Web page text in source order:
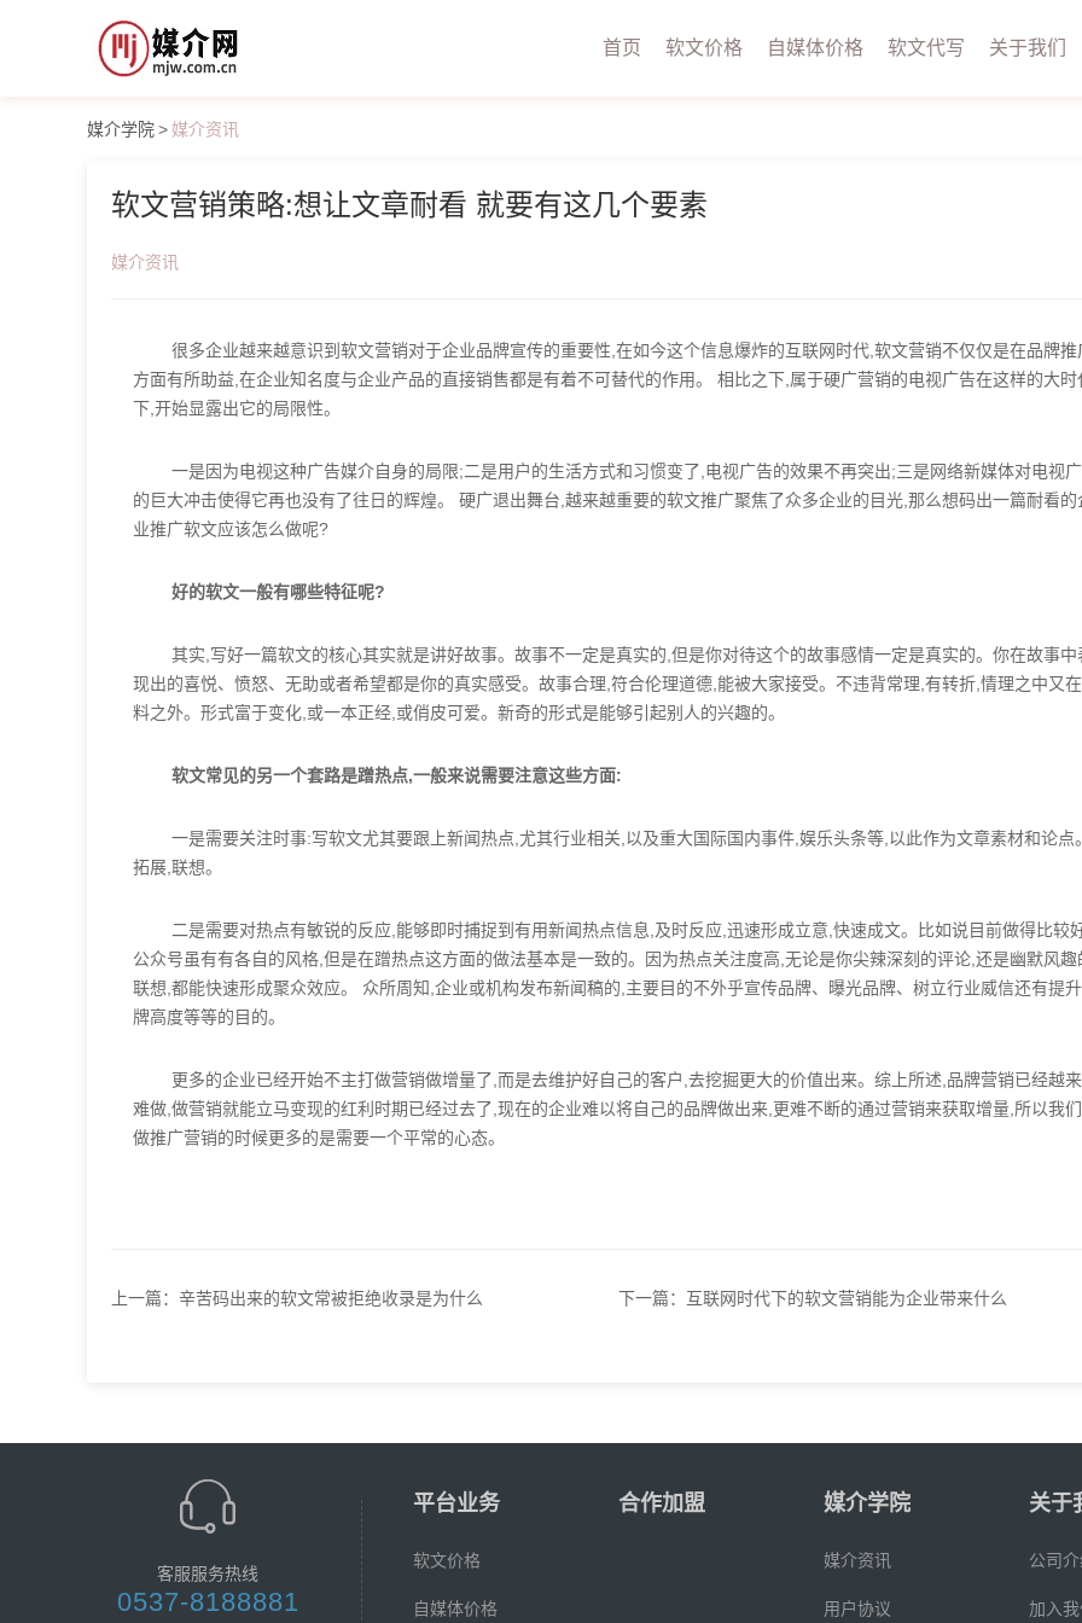
首页 软文价格 自媒体价格 软文代写 关于我们
媒介学院> 媒介资讯
软文营销策略:想让文章耐看 就要有这几个要素
媒介资讯
很多企业越来越意识到软文营销对于企业品牌宣传的重要性,在如今这个信息爆炸的互联网时代,软文营销不仅仅是在品牌推
方面有所助益,在企业知名度与企业产品的直接销售都是有着不可替代的作用。 相比之下,属于硬广营销的电视广告在这样的大时
下,开始显露出它的局限性。
一是因为电视这种广告媒介自身的局限;二是用户的生活方式和习惯变了,电视广告的效果不再突出;三是网络新媒体对电视
的巨大冲击使得它再也没有了往日的辉煌。 硬广退出舞台,越来越重要的软文推广聚焦了众多企业的目光,那么想码出一篇耐看的
业推广软文应该怎么做呢?
好的软文一般有哪些特征呢?
其实,写好一篇软文的核心其实就是讲好故事。故事不一定是真实的,但是你对待这个的故事感情一定是真实的。你在故事中
现出的喜悦、愤怒、无助或者希望都是你的真实感受。故事合理,符合伦理道德,能被大家接受。不违背常理,有转折,情理之中又
料之外。形式富于变化,或一本正经,或俏皮可爱。新奇的形式是能够引起别人的兴趣的。
软文常见的另一个套路是蹭热点,一般来说需要注意这些方面:
一是需要关注时事:写软文尤其要跟上新闻热点,尤其行业相关,以及重大国际国内事件,娱乐头条等,以此作为文章素材和论点。
拓展,联想。
二是需要对热点有敏锐的反应,能够即时捕捉到有用新闻热点信息,及时反应,迅速形成立意,快速成文。比如说目前做得比较
公众号虽有有各自的风格,但是在蹭热点这方面的做法基本是一致的。因为热点关注度高,无论是你尖辣深刻的评论,还是幽默风趣
联想,都能快速形成聚众效应。 众所周知,企业或机构发布新闻稿的,主要目的不外乎宣传品牌、曝光品牌、树立行业威信还有提
牌高度等等的目的。
更多的企业已经开始不主打做营销做增量了,而是去维护好自己的客户,去挖掘更大的价值出来。综上所述,品牌营销已经越
难做,做营销就能立马变现的红利时期已经过去了,现在的企业难以将自己的品牌做出来,更难不断的通过营销来获取增量,所以我
做推广营销的时候更多的是需要一个平常的心态。
上一篇： 辛苦码出来的软文常被拒绝收录是为什么 下一篇： 互联网时代下的软文营销能为企业带来什么
客服服务热线
0537-8188881
平台业务
软文价格
自媒体价格
合作加盟 媒介学院
媒介资讯
用户协议
关于
公司
加入我